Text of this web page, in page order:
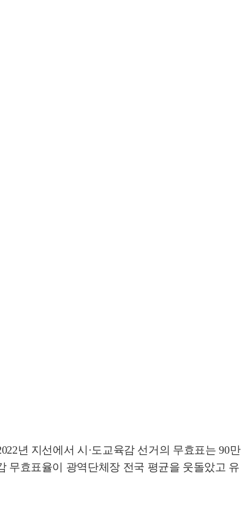
년 지선에서 시·도교육감 선거의 무효표는 90만
무효표율이 광역단체장 전국 평균을 웃돌았고 유